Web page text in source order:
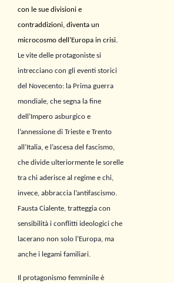
con le sue divisioni e
contraddizioni, diventa un
microcosmo dell’Europa in crisi.
Le vite delle protagoniste si
intrecciano con gli eventi storici
del Novecento: la Prima guerra
mondiale, che segna la fine
dell’Impero asburgico e
l’annessione di Trieste e Trento
all’Italia, e l’ascesa del fascismo,
che divide ulteriormente le sorelle
tra chi aderisce al regime e chi,
invece, abbraccia l’antifascismo.
Fausta Cialente, tratteggia con
sensibilità i conflitti ideologici che
lacerano non solo l’Europa, ma
anche i legami familiari.
Il protagonismo femminile è